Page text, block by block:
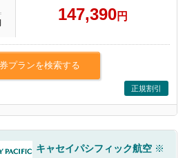
147,390円
プランを検索する
正規割引
キャセイパシフィック航空 ※